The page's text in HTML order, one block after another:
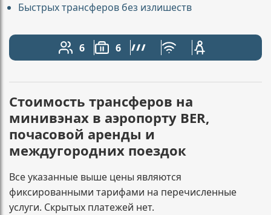
Быстрых трансферов без излишеств
6
Количество пассажиров: 6
6
Вместимость багажа: 6
Линейка AMG
Бесплатный Wi-Fi
Детское кресло
Стоимость трансферов на
минивэнах в аэропорту BER,
почасовой аренды и
междугородних поездок
Все указанные выше цены являются
фиксированными тарифами на перечисленные
услуги. Скрытых платежей нет.